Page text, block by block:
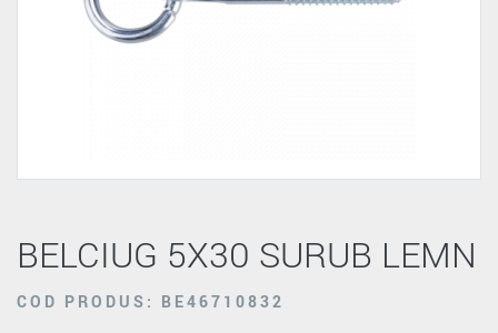
BELCIUG 5X30 SURUB LEMN
COD PRODUS: BE46710832